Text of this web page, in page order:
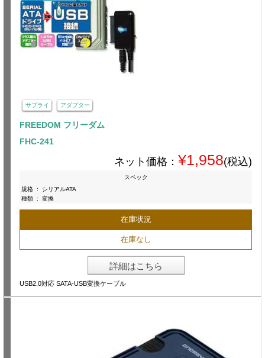
サプライ アダプター
FREEDOM フリーダム
FHC-241
ネット価格： ¥1,958(税込)
スペック
規格 :
シリアルATA
種類 : 変換
在庫状況
在庫なし
詳細はこちら
USB2.0対応 SATA-USB変換ケーブル